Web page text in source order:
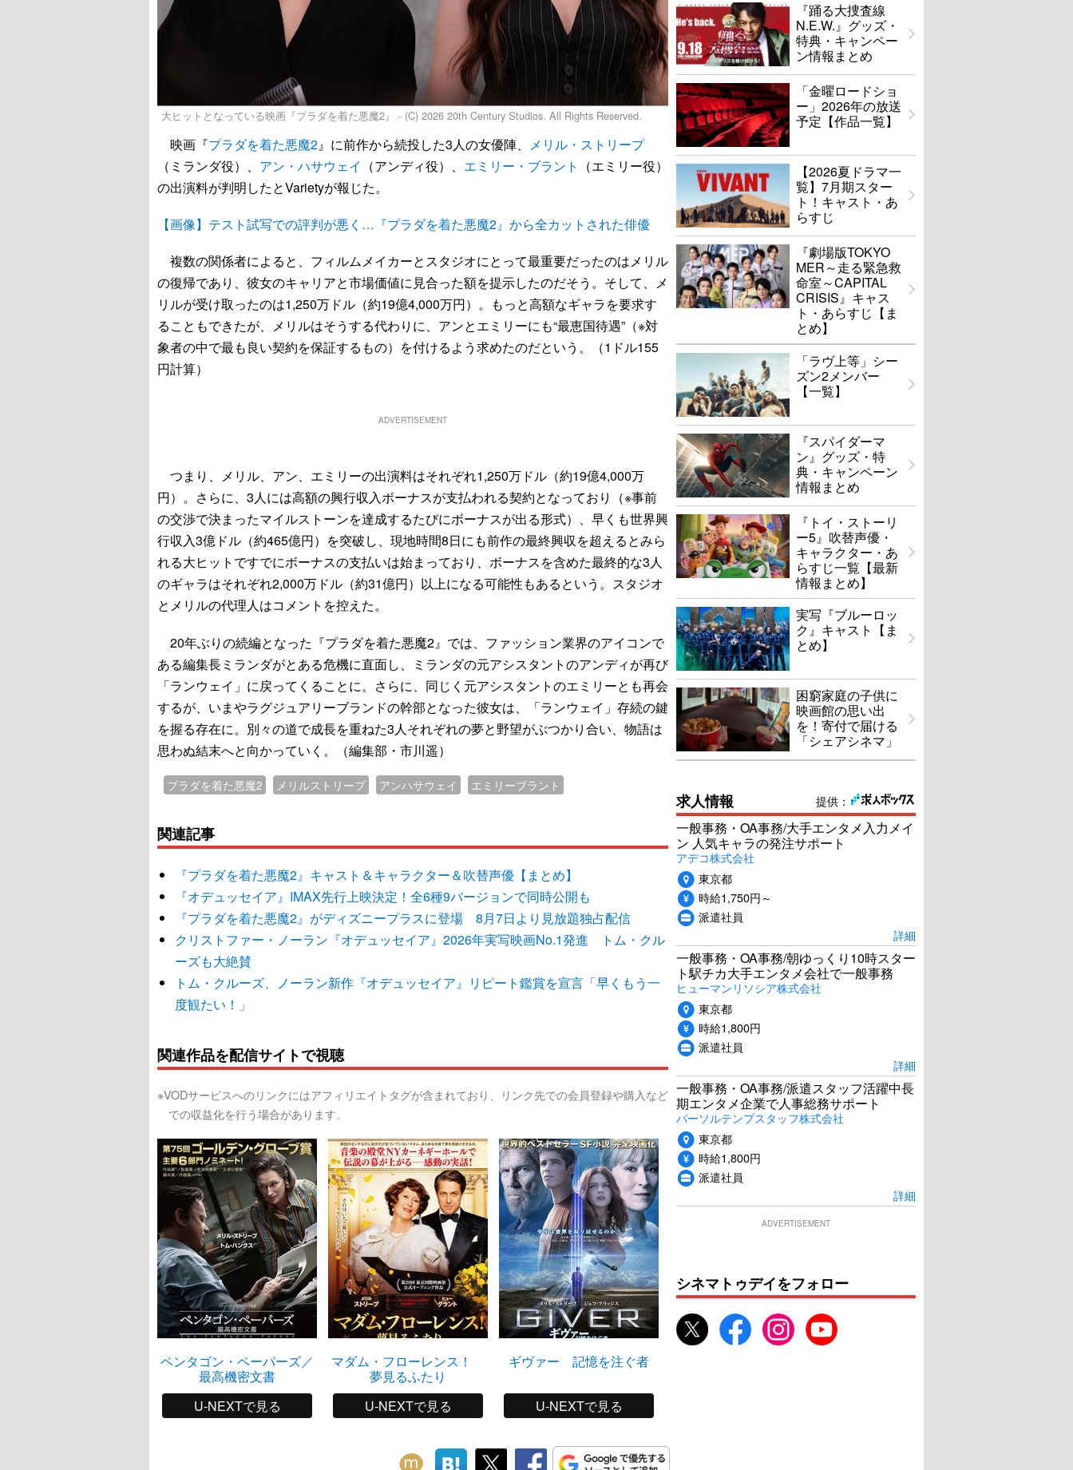
大ヒットとなっている映画『プラダを着た悪魔2』 - (C) 2026 20th Century Studios. All Rights Reserved.
映画『プラダを着た悪魔2』に前作から続投した3人の女優陣、 メリル・ストリープ
（ミランダ役）、 アン・ハサウェイ （アンディ役）、 エミリー・ブラント
（エミリー役）
の出演料が判明したとVarietyが報じた。
【画像】テスト試写での評判が悪く…『プラダを着た悪魔2』から全カットされた俳優
複数の関係者によると、フィルムメイカーとスタジオにとって最重要だったのはメリル
の復帰であり、彼女のキャリアと市場価値に見合った額を提示したのだそう。そして、メ
リルが受け取ったのは1,250万ドル（約19億4,000万円）。もっと高額なギャラを要求す
ることもできたが、メリルはそうする代わりに、アンとエミリーにも“最恵国待遇”（※対
象者の中で最も良い契約を保証するもの）を付けるよう求めたのだという。（1ドル155
円計算）
ADVERTISEMENT
つまり、メリル、アン、エミリーの出演料はそれぞれ1,250万ドル（約19億4,000万
円）。さらに、3人には高額の興行収入ボーナスが支払われる契約となっており（※事前
の交渉で決まったマイルストーンを達成するたびにボーナスが出る形式）、早くも世界興
行収入3億ドル（約465億円）を突破し、現地時間8日にも前作の最終興収を超えるとみら
れる大ヒットですでにボーナスの支払いは始まっており、ボーナスを含めた最終的な3人
のギャラはそれぞれ2,000万ドル（約31億円）以上になる可能性もあるという。スタジオ
とメリルの代理人はコメントを控えた。
20年ぶりの続編となった『プラダを着た悪魔2』では、ファッション業界のアイコンで
ある編集長ミランダがとある危機に直面し、ミランダの元アシスタントのアンディが再び
「ランウェイ」に戻ってくることに。さらに、同じく元アシスタントのエミリーとも再会
するが、いまやラグジュアリーブランドの幹部となった彼女は、「ランウェイ」存続の鍵
を握る存在に。別々の道で成長を重ねた3人それぞれの夢と野望がぶつかり合い、物語は
思わぬ結末へと向かっていく。（編集部・市川遥）
プラダを着た悪魔2 メリルストリープ アンハサウェイ エミリーブラント
関連記事
『プラダを着た悪魔2』キャスト＆キャラクター＆吹替声優【まとめ】
『オデュッセイア』IMAX先行上映決定！全6種9バージョンで同時公開も
『プラダを着た悪魔2』がディズニープラスに登場 8月7日より見放題独占配信
クリストファー・ノーラン『オデュッセイア』2026年実写映画No.1発進 トム・クル
ーズも大絶賛
トム・クルーズ、ノーラン新作『オデュッセイア』リピート鑑賞を宣言「早くもう一
度観たい！」
関連作品を配信サイトで視聴
※VODサービスへのリンクにはアフィリエイトタグが含まれており、リンク先での会員登録や購入など
での収益化を行う場合があります。
ペンタゴン・ペーパーズ／
最高機密文書
U-NEXTで見る
マダム・フローレンス！
夢見るふたり
U-NEXTで見る
ギヴァー 記憶を注ぐ者
U-NEXTで見る
『踊る大捜査線
N.E.W.』グッズ・
特典・キャンペー
ン情報まとめ
「金曜ロードショ
ー」2026年の放送
予定【作品一覧】
【2026夏ドラマ一
覧】7月期スター
ト！キャスト・あ
らすじ
『劇場版TOKYO
MER～走る緊急救
命室～CAPITAL
CRISIS』キャス
ト・あらすじ【ま
とめ】
「ラヴ上等」シー
ズン2メンバー
【一覧】
『スパイダーマ
ン』グッズ・特
典・キャンペーン
情報まとめ
『トイ・ストーリ
ー5』吹替声優・
キャラクター・あ
らすじ一覧【最新
情報まとめ】
実写『ブルーロッ
ク』キャスト【ま
とめ】
困窮家庭の子供に
映画館の思い出
を！寄付で届ける
「シェアシネマ」
提供：
求人情報
一般事務・OA事務/大手エンタメ入力メイ
ン 人気キャラの発注サポート
アデコ株式会社
東京都
時給1,750円～
派遣社員
詳細
一般事務・OA事務/朝ゆっくり10時スター
ト駅チカ大手エンタメ会社で一般事務
ヒューマンリソシア株式会社
東京都
時給1,800円
派遣社員
詳細
一般事務・OA事務/派遣スタッフ活躍中長
期エンタメ企業で人事総務サポート
パーソルテンプスタッフ株式会社
東京都
時給1,800円
派遣社員
詳細
ADVERTISEMENT
シネマトゥデイをフォロー